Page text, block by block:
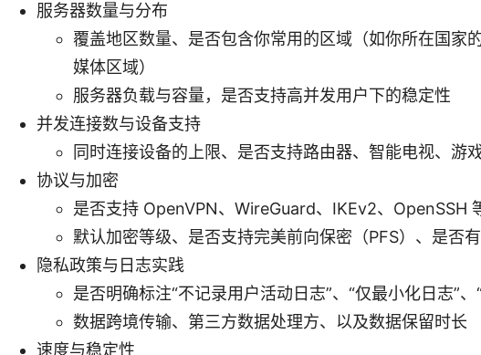
服务器数量与分布
覆盖地区数量、是否包含你常用的区域（如你所在国家
媒体区域）
服务器负载与容量，是否支持高并发用户下的稳定性
并发连接数与设备支持
同时连接设备的上限、是否支持路由器、智能电视、游
协议与加密
是否支持 OpenVPN、WireGuard、IKEv2、OpenSSH
默认加密等级、是否支持完美前向保密（PFS）、是否
隐私政策与日志实践
是否明确标注“不记录用户活动日志”、“仅最小化日志”
数据跨境传输、第三方数据处理方、以及数据保留时长
速度与稳定性